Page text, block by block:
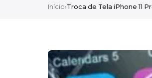
Início›Troca de Tela iPhone 11